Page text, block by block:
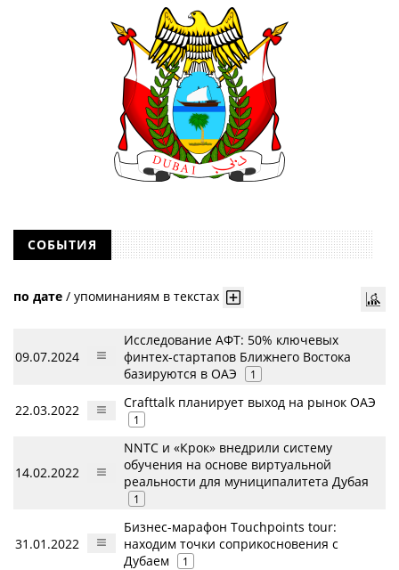
СОБЫТИЯ
по дате / упоминаниям в текстах
09.07.2024
Исследование АФТ: 50% ключевых
финтех-стартапов Ближнего Востока
базируются в ОАЭ
1
22.03.2022 Crafttalk планирует выход на рынок ОАЭ
1
14.02.2022
NNTC и «Крок» внедрили систему
обучения на основе виртуальной
реальности для муниципалитета Дубая
1
31.01.2022
Бизнес-марафон Touchpoints tour:
находим точки соприкосновения с
Дубаем
1